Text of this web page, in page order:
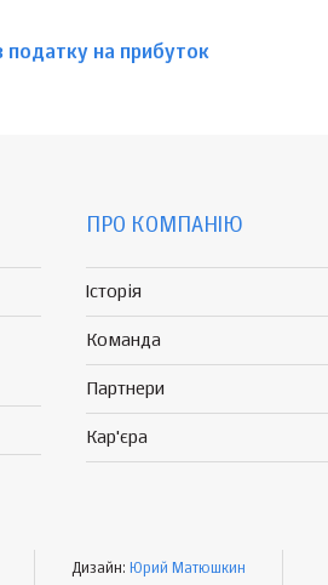
податку на прибуток
ПРО КОМПАНІЮ
Історія
Команда
Партнери
Кар'єра
Дизайн: Юрий Матюшкин